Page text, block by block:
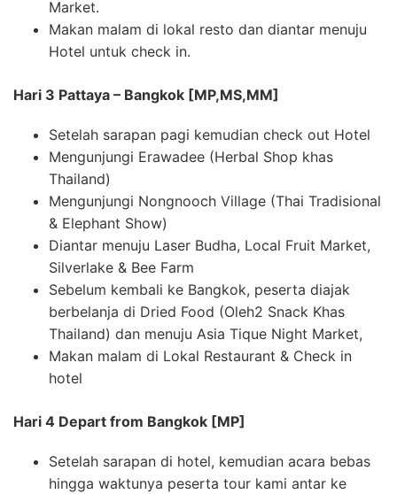
Market.
Makan malam di lokal resto dan diantar menuju
Hotel untuk check in.
Hari 3 Pattaya – Bangkok [MP,MS,MM]
Setelah sarapan pagi kemudian check out Hotel
Mengunjungi Erawadee (Herbal Shop khas
Thailand)
Mengunjungi Nongnooch Village (Thai Tradisional
& Elephant Show)
Diantar menuju Laser Budha, Local Fruit Market,
Silverlake & Bee Farm
Sebelum kembali ke Bangkok, peserta diajak
berbelanja di Dried Food (Oleh2 Snack Khas
Thailand) dan menuju Asia Tique Night Market,
Makan malam di Lokal Restaurant & Check in
hotel
Hari 4 Depart from Bangkok [MP]
Setelah sarapan di hotel, kemudian acara bebas
hingga waktunya peserta tour kami antar ke